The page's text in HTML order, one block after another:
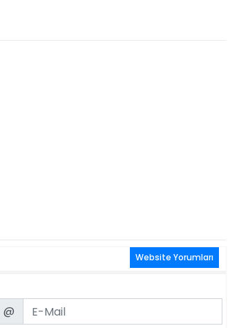
Website Yorumları
Email
@